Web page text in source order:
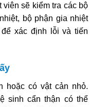
viên sẽ kiểm tra các bộ
bộ phận gia nhiệt
xác định lỗi và tiến
hoặc có vật cản nhỏ.
sinh cẩn thận có thể